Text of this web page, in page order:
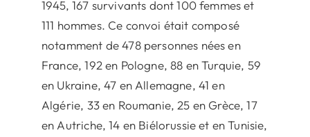
1945, 167 survivants dont 100 femmes et
111 hommes. Ce convoi était composé
notamment de 478 personnes nées en
France, 192 en Pologne, 88 en Turquie, 59
en Ukraine, 47 en Allemagne, 41 en
Algérie, 33 en Roumanie, 25 en Grèce, 17
en Autriche, 14 en Biélorussie et en Tunisie,